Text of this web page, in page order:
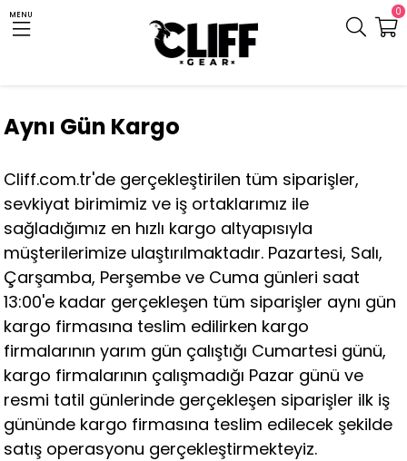
MENU 0
Aynı Gün Kargo
Cliff.com.tr'de gerçekleştirilen tüm siparişler,
sevkiyat birimimiz ve iş ortaklarımız ile
sağladığımız en hızlı kargo altyapısıyla
müşterilerimize ulaştırılmaktadır. Pazartesi, Salı,
Çarşamba, Perşembe ve Cuma günleri saat
13:00'e kadar gerçekleşen tüm siparişler aynı gün
kargo firmasına teslim edilirken kargo
firmalarının yarım gün çalıştığı Cumartesi günü,
kargo firmalarının çalışmadığı Pazar günü ve
resmi tatil günlerinde gerçekleşen siparişler ilk iş
gününde kargo firmasına teslim edilecek şekilde
satış operasyonu gerçekleştirmekteyiz.